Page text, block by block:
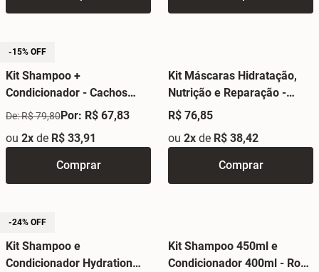
-15% OFF
Kit Shampoo +
Condicionador - Cachos
Mágicos Eico Pro
De: R$ 79,80Por: R$ 67,83
ou 2x de R$ 33,91
Comprar
Kit Máscaras Hidratação,
Nutrição e Reparação -
Cronograma Profissional
R$ 76,85
ou 2x de R$ 38,42
Comprar
-24% OFF
Kit Shampoo e
Condicionador Hydration
Kit Shampoo 450ml e
Condicionador 400ml - Rosa